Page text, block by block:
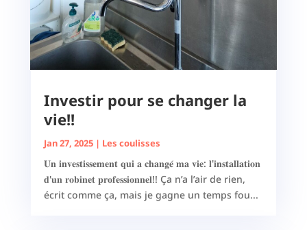
Investir pour se changer la
vie!!
Jan 27, 2025| Les coulisses
𝐔𝐧 𝐢𝐧𝐯𝐞𝐬𝐭𝐢𝐬𝐬𝐞𝐦𝐞𝐧𝐭 𝐪𝐮𝐢 𝐚 𝐜𝐡𝐚𝐧𝐠𝐞́ 𝐦𝐚 𝐯𝐢𝐞: 𝐥'𝐢𝐧𝐬𝐭𝐚𝐥𝐥𝐚𝐭𝐢𝐨𝐧
𝐝'𝐮𝐧 𝐫𝐨𝐛𝐢𝐧𝐞𝐭 𝐩𝐫𝐨𝐟𝐞𝐬𝐬𝐢𝐨𝐧𝐧𝐞𝐥!! Ça n’a l’air de rien,
écrit comme ça, mais je gagne un temps fou...